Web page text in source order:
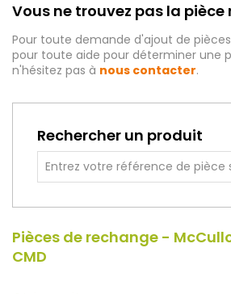
Vous ne trouvez pas la pièce
Pour toute demande d'ajout de
pour toute aide pour déterminer une
n'hésitez pas à nous contacter.
Rechercher un produit
Pièces de rechange -
CMD